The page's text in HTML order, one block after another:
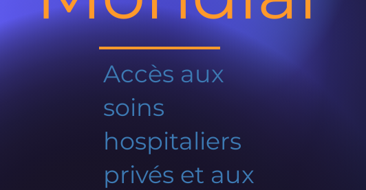
Accès aux
soins
hospitaliers
privés et aux